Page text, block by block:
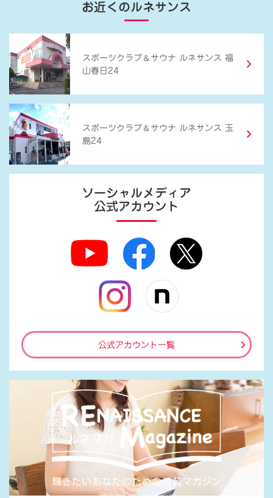
お近くのルネサンス
スポーツクラブ ＆ サウナ ルネサンス 福
山春日24
スポーツクラブ ＆ サウナ ルネサンス 玉
島24
ソーシャルメディア
公式アカウント
公式アカウント一覧